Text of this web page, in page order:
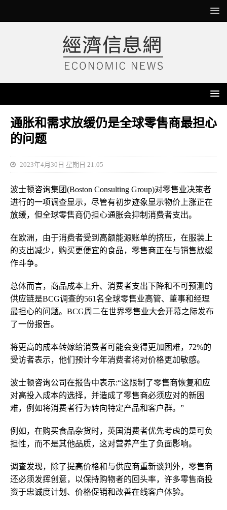
通胀和需求放缓仍是全球零售商最担心
的问题
2023年4月30日 星期日 21:05
波士顿咨询集团(Boston Consulting Group)对零售业决策者
进行的一项调查显示，尽管有初步迹象显示物价上涨正在
放缓，但全球零售商仍担心通胀会抑制消费者支出。
在欧洲，由于消费者受到高额能源账单的挤压，在服装上
的支出减少，购买更便宜的食品，零售商正在与销售放缓
作斗争。
总体而言，商品成本上升、消费者支出下降和不可预测的
供应链是BCG调查的561名全球零售业高管、董事和经理
最担心的问题。BCG周二在世界零售业大会开幕之际发布
了一份报告。
将更高的成本转嫁给消费者可能会变得更加困难，72%的
受访者表示，他们预计今年消费者将对价格更加敏感。
波士顿咨询公司在报告中表示:“这限制了零售商恢复和应
对高投入成本的选择，并造成了零售商必须应对的新困
难，例如将消费者行为转向特定产品和客户群。”
例如，在购买食品杂货时，英国消费者优先考虑的是可负
担性，而不是其他品质，这对营养产生了负面影响。
调查发现，除了提高价格和与供应商重新谈判外，零售商
还必须发挥创意，以保持购物者的回头率，许多零售商投
资于忠诚度计划、价格促销和改善在线客户体验。